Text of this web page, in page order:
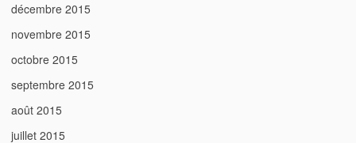
décembre 2015
novembre 2015
octobre 2015
septembre 2015
août 2015
juillet 2015